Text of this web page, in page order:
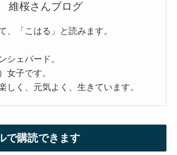
維桜さんブログ
、「こはる」と読みます。
シェパード。
女子です。
しく、元気よく、生きています。
で購読できます